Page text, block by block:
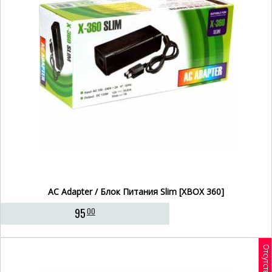
AC Adapter / Блок Питания Slim [XBOX 360]
9500